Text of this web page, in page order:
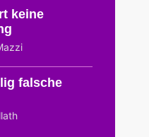
keine
falsche